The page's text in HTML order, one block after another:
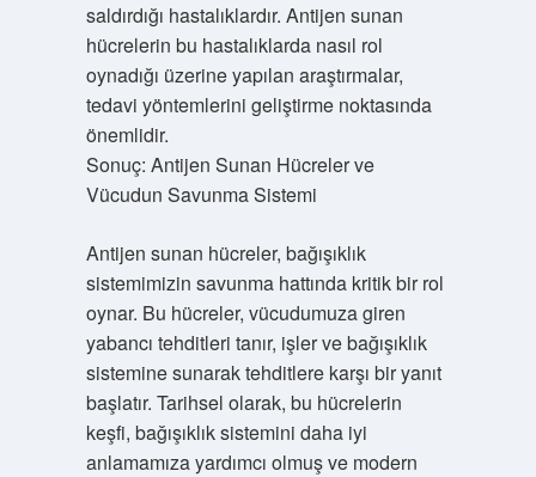
saldırdığı hastalıklardır. Antijen sunan
hücrelerin bu hastalıklarda nasıl rol
oynadığı üzerine yapılan araştırmalar,
tedavi yöntemlerini geliştirme noktasında
önemlidir.
Sonuç: Antijen Sunan Hücreler ve
Vücudun Savunma Sistemi
Antijen sunan hücreler, bağışıklık
sistemimizin savunma hattında kritik bir rol
oynar. Bu hücreler, vücudumuza giren
yabancı tehditleri tanır, işler ve bağışıklık
sistemine sunarak tehditlere karşı bir yanıt
başlatır. Tarihsel olarak, bu hücrelerin
keşfi, bağışıklık sistemini daha iyi
anlamamıza yardımcı olmuş ve modern